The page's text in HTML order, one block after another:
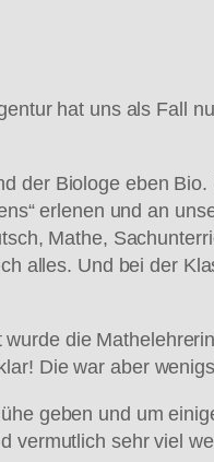
hat uns als Fall
der Biologe eben Bio.
erlenen und an
Mathe,
alles. Und bei der
die
Die war aber
geben und um
vermutlich sehr viel